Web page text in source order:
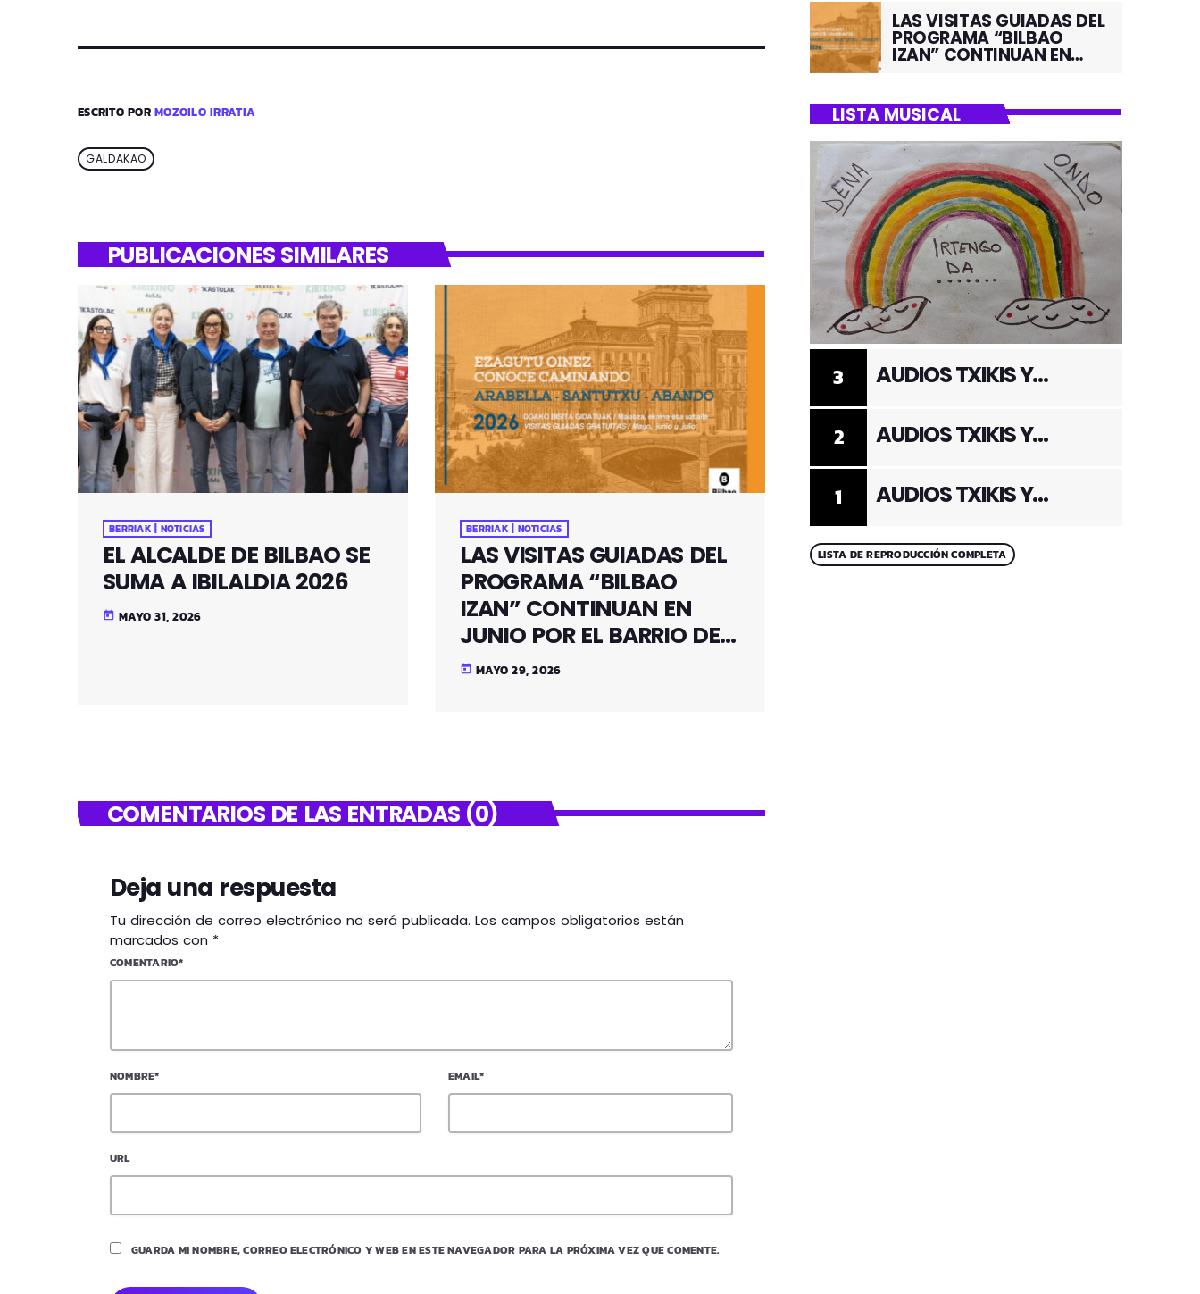
ESCRITO PORMOZOILO IRRATIA
GALDAKAO
PUBLICACIONES SIMILARES
BERRIAK | NOTICIAS
EL ALCALDE DE BILBAO SE
SUMA A IBILALDIA 2026
today MAYO 31, 2026
BERRIAK | NOTICIAS
LAS VISITAS GUIADAS DEL
PROGRAMA “BILBAO
IZAN” CONTINUAN EN
JUNIO POR EL BARRIO DE
SANTUTXU
today MAYO 29, 2026
COMENTARIOS DE LAS ENTRADAS (0)
Deja una respuesta
Tu dirección de correo electrónico no será publicada. Los campos obligatorios están
marcados con *
COMENTARIO*
NOMBRE* EMAIL*
URL
GUARDA MI NOMBRE, CORREO ELECTRÓNICO Y WEB EN ESTE NAVEGADOR PARA LA PRÓXIMA VEZ QUE COMENTE.
LAS VISITAS GUIADAS DEL
PROGRAMA “BILBAO
IZAN” CONTINUAN EN
LISTA MUSICAL
1 AUDIOS TXIKIS Y
2 AUDIOS TXIKIS Y
3 AUDIOS TXIKIS Y
LISTA DE REPRODUCCIÓN COMPLETA